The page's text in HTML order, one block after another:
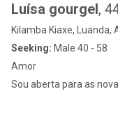
Luísa gourgel,
Kilamba Kiaxe, Luanda,
Seeking: Male 40 - 58
Amor
Sou aberta para as